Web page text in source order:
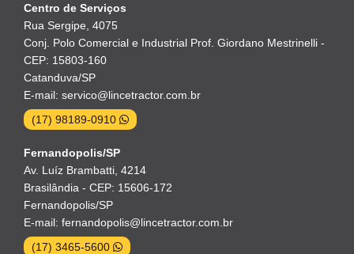
Centro de Serviços
Rua Sergipe, 4075
Conj. Polo Comercial e Industrial Prof. Giordano Mestrinelli -
CEP: 15803-160
Catanduva/SP
E-mail: servico@lincetractor.com.br
(17) 98189-0910
Fernandopolis/SP
Av. Luíz Brambatti, 4214
Brasilândia - CEP: 15606-172
Fernandopolis/SP
E-mail: fernandopolis@lincetractor.com.br
(17) 3465-5600